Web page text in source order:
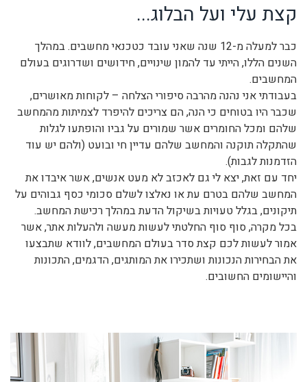
קצת עלי ועל הבלוג...
כבר למעלה מ-12 שנה שאני עובד כטכנאי מחשבים. במהלך
השנים הללו, הייתי עד להמון שינויים, חידושים ושדרוגים בעולם
המחשבים.
בעבודתי אני נהנה מהרבה סיפורי הצלחה – לקוחות מאושרים,
שכבר היו בטוחים כי הנה, הם צריכים להיפרד לצמיתות מהמחשב
שלהם ומכל החומרים אשר שמורים על גביו והופתעו לגלות
שהתקלה תוקנה והמחשב שלהם עדיין חי ובועט (ולהם יש עוד
הזדמנות לגבות).
יחד עם זאת, יצא לי גם לאכזב לא מעט אנשים, אשר איבדו את
המחשב שלהם בטרם עת או נאלצו לשלם סכומי כסף גבוהים על
תיקונים, בגלל טעויות בשיקול הדעת במהלך רכישת המחשב.
בכל מקרה, סוף סוף החלטתי לעשות מעשה ולהעלות אתר, אשר
אמור לעשות לכם קצת סדר בעולם המחשבים, לוודא שתבצעו
את הבחירות הנכונות ושתכירו את המותגים, הדגמים, התכונות
והיישומים החשובים.